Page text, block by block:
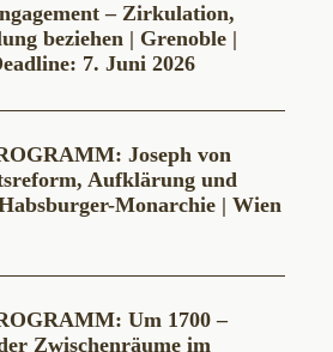
– Zirkulation,
beziehen | Grenoble |
7. Juni 2026
Joseph von
Aufklärung und
Monarchie | Wien
Um 1700 –
Zwischenräume im